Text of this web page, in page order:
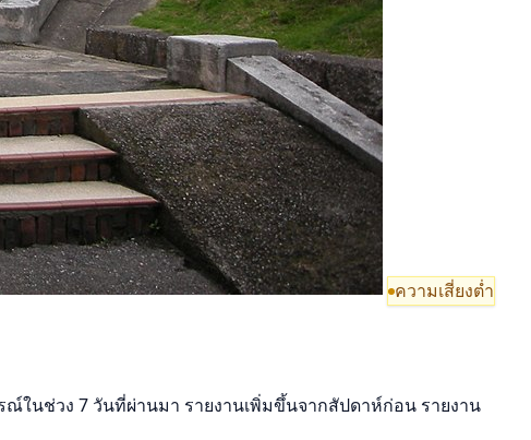
ความเสี่ยงต่ำ
ณ์ในช่วง 7 วันที่ผ่านมา รายงานเพิ่มขึ้นจากสัปดาห์ก่อน รายงาน